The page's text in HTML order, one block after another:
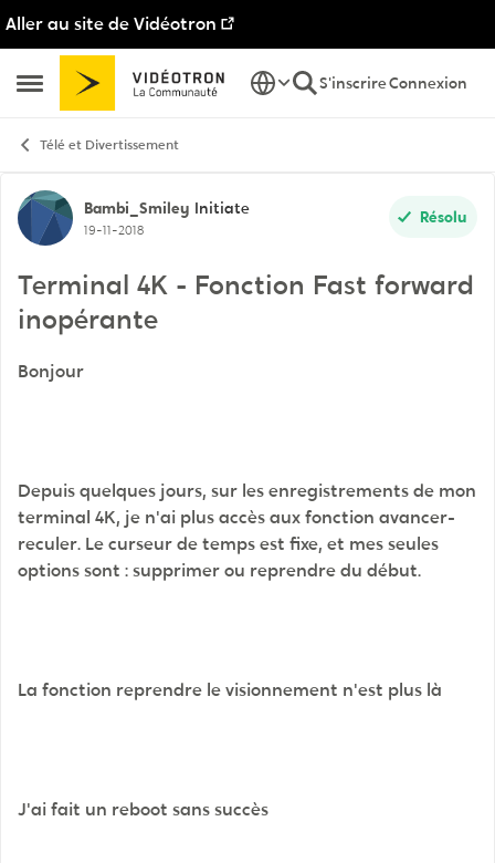
Aller au site de Vidéotron
Ouvrir Menu Latéral
Passer au contenu
S'inscrireConnexion
Télé et Divertissement
Discussion de forum
Bambi_Smiley Initiate
19-11-2018
Résolu
Terminal 4K - Fonction Fast forward
inopérante
Bonjour
Depuis quelques jours, sur les enregistrements de mon
terminal 4K, je n'ai plus accès aux fonction avancer-
reculer. Le curseur de temps est fixe, et mes seules
options sont : supprimer ou reprendre du début.
La fonction reprendre le visionnement n'est plus là
J'ai fait un reboot sans succès